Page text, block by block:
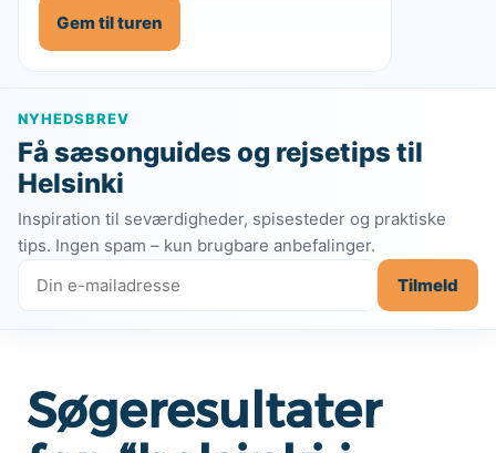
Gem til turen
NYHEDSBREV
Få sæsonguides og rejsetips til
Helsinki
Inspiration til seværdigheder, spisesteder og praktiske
tips. Ingen spam – kun brugbare anbefalinger.
Tilmeld
Søgeresultater